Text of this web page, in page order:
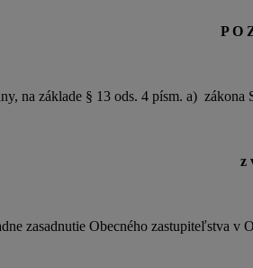
P O
na základe § 13 ods. 4 písm. a)
z
Obecného zastupiteľstva v